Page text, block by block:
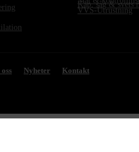
Kap, såg & svets
VVS-Utrustning
Nyheter Kontakt